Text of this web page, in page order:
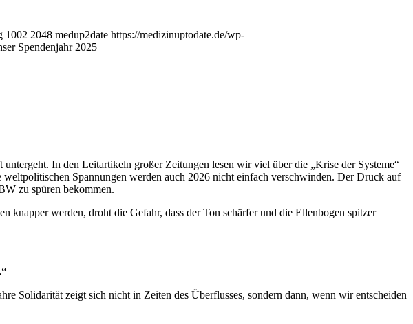
1002 2048 medup2date https://medizinuptodate.de/wp-
Spendenjahr 2025
In den Leitartikeln großer Zeitungen lesen wir viel über die „Krise der Systeme“
Spannungen werden auch 2026 nicht einfach verschwinden. Der Druck auf
zu spüren bekommen.
knapper werden, droht die Gefahr, dass der Ton schärfer und die Ellenbogen spitzer
Solidarität zeigt sich nicht in Zeiten des Überflusses, sondern dann, wenn wir entscheiden